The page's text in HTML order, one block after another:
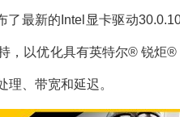
最新的Intel显卡驱动
，以优化具有英特尔® 锐炬
理、带宽和延迟。